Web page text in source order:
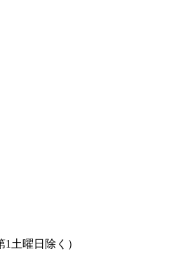
土曜日除く）